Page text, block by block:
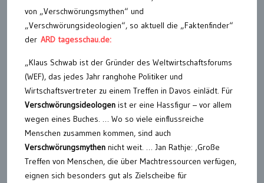
von „Verschwörungsmythen“ und
„Verschwörungsideologien“, so aktuell die „Faktenfinder“
der ARD tagesschau.de:
„Klaus Schwab ist der Gründer des Weltwirtschaftsforums
(WEF), das jedes Jahr ranghohe Politiker und
Wirtschaftsvertreter zu einem Treffen in Davos einlädt. Für
Verschwörungsideologen ist er eine Hassfigur – vor allem
wegen eines Buches. … Wo so viele einflussreiche
Menschen zusammen kommen, sind auch
Verschwörungsmythen nicht weit. … Jan Rathje: ‚Große
Treffen von Menschen, die über Machtressourcen verfügen,
eignen sich besonders gut als Zielscheibe für